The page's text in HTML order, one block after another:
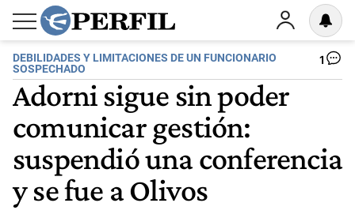
DEBILIDADES Y LIMITACIONES DE UN FUNCIONARIO
SOSPECHADO
1
Adorni sigue sin poder
comunicar gestión:
suspendió una conferencia
y se fue a Olivos